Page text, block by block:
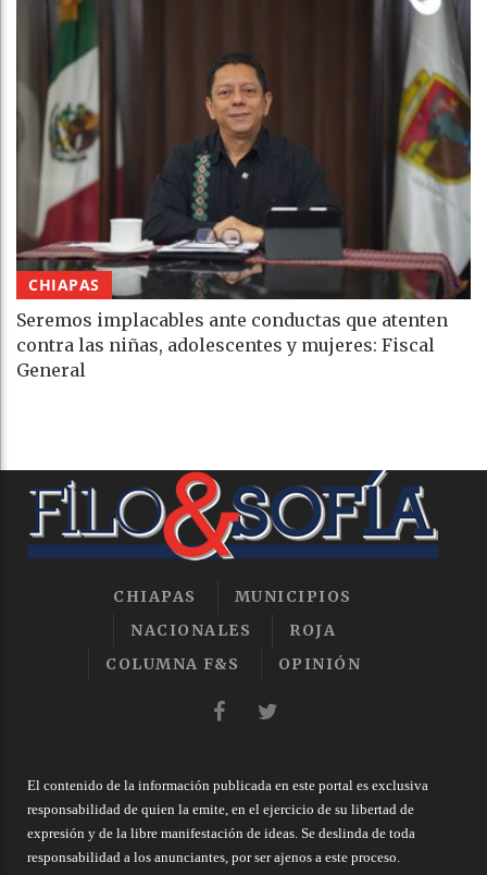
CHIAPAS
Seremos implacables ante conductas que atenten
contra las niñas, adolescentes y mujeres: Fiscal
General
CHIAPAS
MUNICIPIOS
NACIONALES
ROJA
COLUMNA F&S
OPINIÓN
El contenido de la información publicada en este portal es exclusiva
responsabilidad de quien la emite, en el ejercicio de su libertad de
expresión y de la libre manifestación de ideas. Se deslinda de toda
responsabilidad a los anunciantes, por ser ajenos a este proceso.